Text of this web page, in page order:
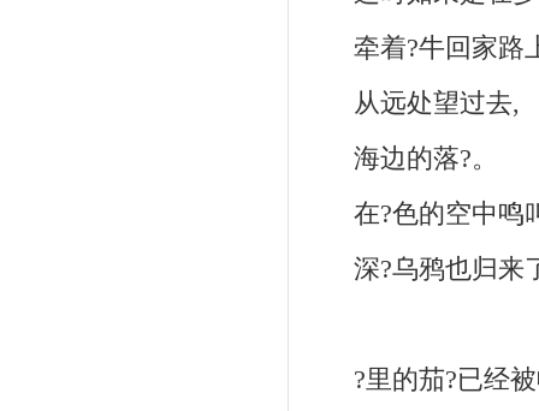
牵着?牛回家路
从远处望过去,
海边的落?。
在?色的空中鸣
深?乌鸦也归来
?里的茄?已经被